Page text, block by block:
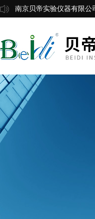
南京贝帝实验仪器有限公